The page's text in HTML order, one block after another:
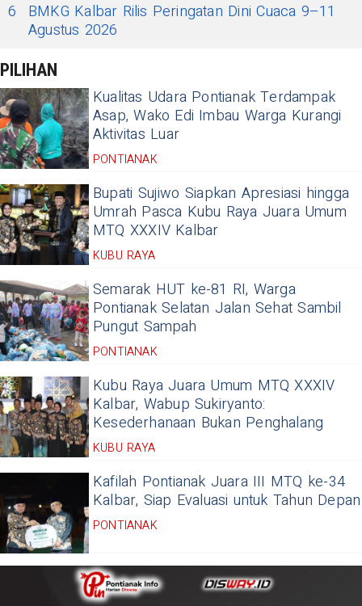
6
BMKG Kalbar Rilis Peringatan Dini Cuaca 9–11
Agustus 2026
PILIHAN
Kualitas Udara Pontianak Terdampak
Asap, Wako Edi Imbau Warga Kurangi
Aktivitas Luar
PONTIANAK
Bupati Sujiwo Siapkan Apresiasi hingga
Umrah Pasca Kubu Raya Juara Umum
MTQ XXXIV Kalbar
KUBU RAYA
Semarak HUT ke-81 RI, Warga
Pontianak Selatan Jalan Sehat Sambil
Pungut Sampah
PONTIANAK
Kubu Raya Juara Umum MTQ XXXIV
Kalbar, Wabup Sukiryanto:
Kesederhanaan Bukan Penghalang
KUBU RAYA
Kafilah Pontianak Juara III MTQ ke-34
Kalbar, Siap Evaluasi untuk Tahun Depan
PONTIANAK